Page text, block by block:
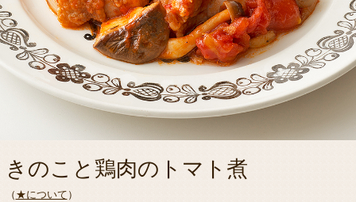
きのこと鶏肉のトマト煮
（ ★について ）